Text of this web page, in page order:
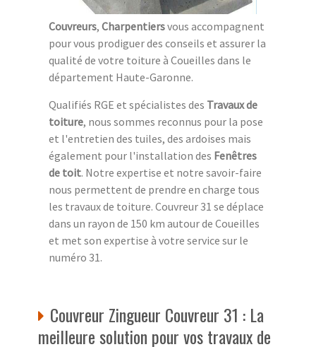
Couvreurs, Charpentiersvous accompagnent
pour vous prodiguer des conseils et assurer la
qualité de votre toiture à Coueilles dans le
département Haute-Garonne.
Qualifiés RGE et spécialistes des Travaux de
toiture, nous sommes reconnus pour la pose
et l'entretien des tuiles, des ardoises mais
également pour l'installation des Fenêtres
de toit. Notre expertise et notre savoir-faire
nous permettent de prendre en charge tous
les travaux de toiture. Couvreur 31 se déplace
dans un rayon de 150 km autour de Coueilles
et met son expertise à votre service sur le
numéro 31.
Couvreur Zingueur Couvreur 31 : La
meilleure solution pour vos travaux de